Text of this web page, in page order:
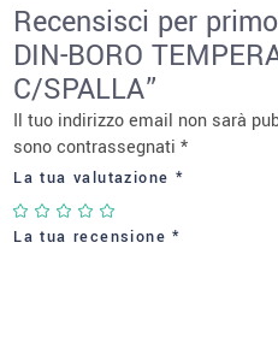
Recensisci per
DIN-BORO
C/SPALLA”
Il tuo indirizzo email non sarà
sono contrassegnati*
La tua valutazione *
La tua recensione*